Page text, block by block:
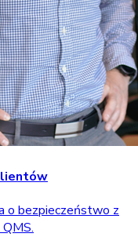
o bezpieczeństwo z